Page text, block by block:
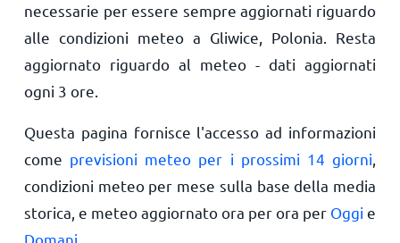
necessarie per essere sempre aggiornati riguardo
alle condizioni meteo a Gliwice, Polonia. Resta
aggiornato riguardo al meteo - dati aggiornati
ogni 3 ore.
Questa pagina fornisce l'accesso ad informazioni
come previsioni meteo per i prossimi 14 giorni
condizioni meteo per mese sulla base della media
storica, e meteo aggiornato ora per ora per Oggi e
Domani